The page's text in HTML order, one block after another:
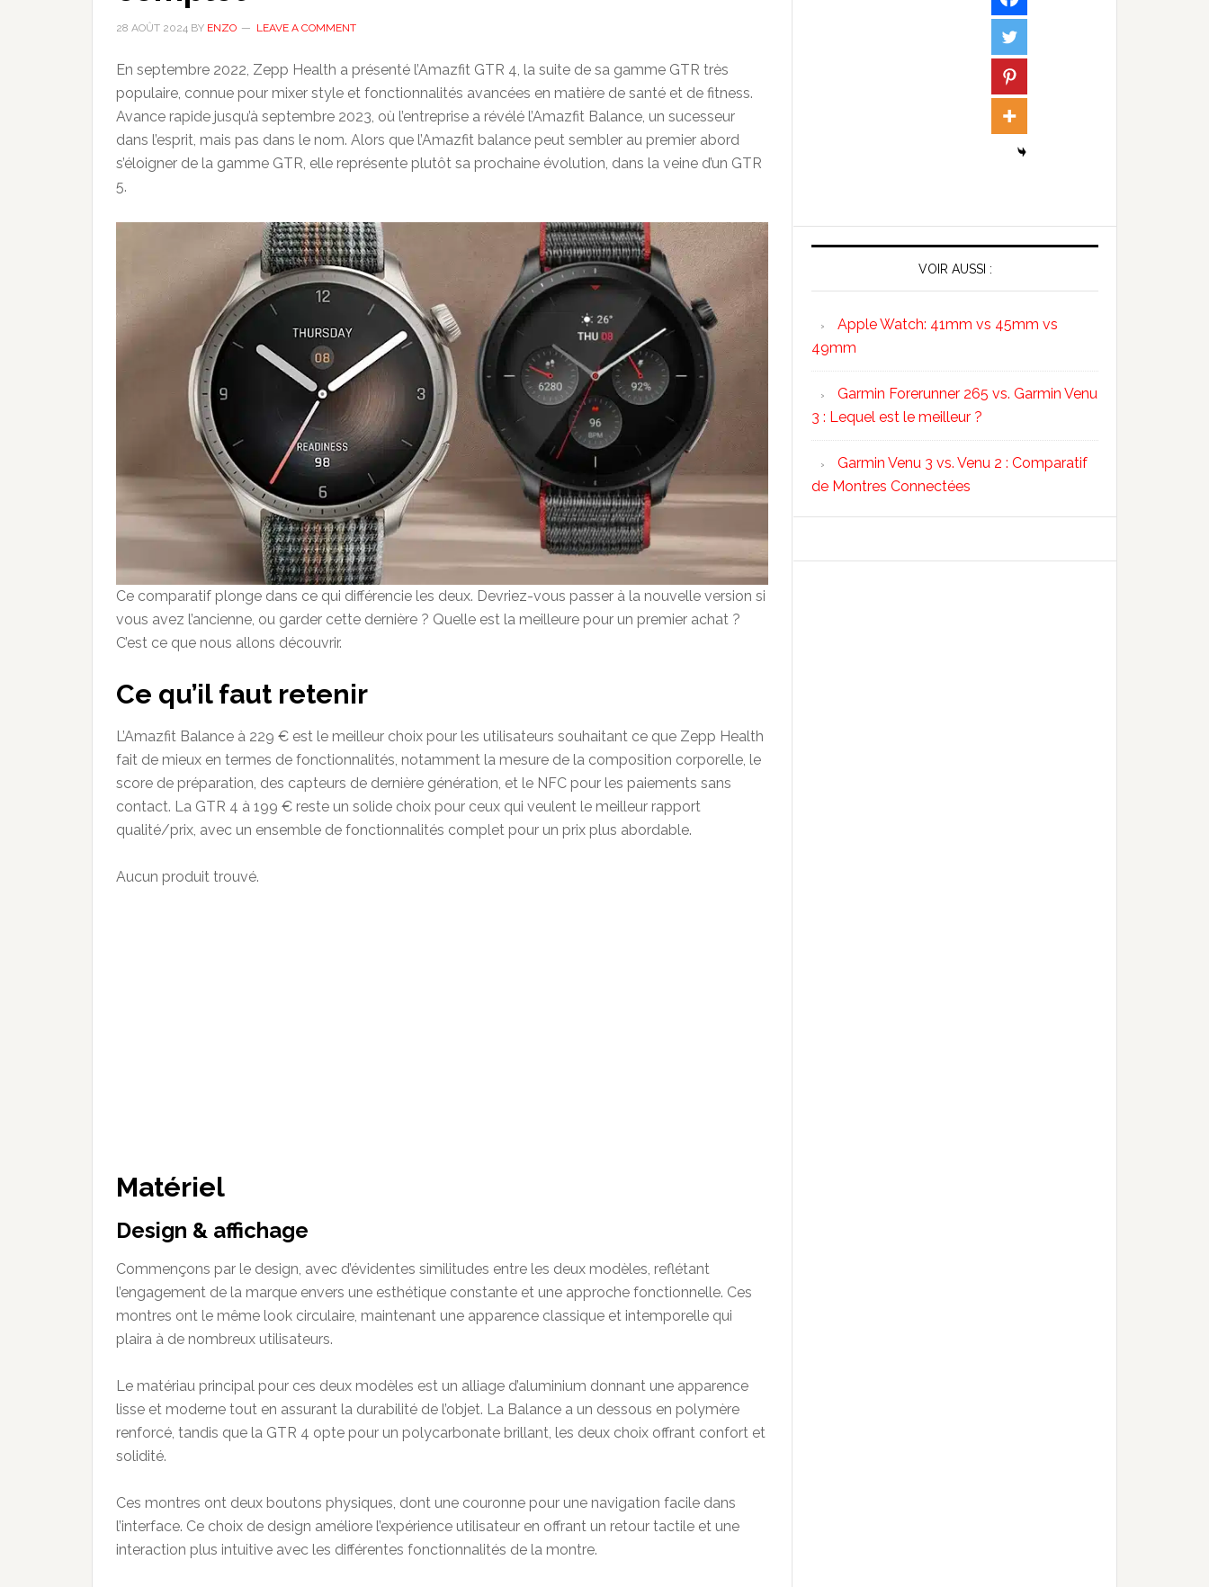
28 AOÛT 2024 BY ENZO LEAVE A COMMENT
En septembre 2022, Zepp Health a présenté l’Amazfit GTR 4, la suite de sa gamme GTR très
populaire, connue pour mixer style et fonctionnalités avancées en matière de santé et de fitness.
Avance rapide jusqu’à septembre 2023, où l’entreprise a révélé l’Amazfit Balance, un sucesseur
dans l’esprit, mais pas dans le nom. Alors que l’Amazfit balance peut sembler au premier abord
s’éloigner de la gamme GTR, elle représente plutôt sa prochaine évolution, dans la veine d’un GTR
5.
Ce comparatif plonge dans ce qui différencie les deux. Devriez-vous passer à la nouvelle version si
vous avez l’ancienne, ou garder cette dernière ? Quelle est la meilleure pour un premier achat ?
C’est ce que nous allons découvrir.
Ce qu’il faut retenir
L’Amazfit Balance à 229 € est le meilleur choix pour les utilisateurs souhaitant ce que Zepp Health
fait de mieux en termes de fonctionnalités, notamment la mesure de la composition corporelle, le
score de préparation, des capteurs de dernière génération, et le NFC pour les paiements sans
contact. La GTR 4 à 199 € reste un solide choix pour ceux qui veulent le meilleur rapport
qualité/prix, avec un ensemble de fonctionnalités complet pour un prix plus abordable.
Aucun produit trouvé.
Matériel
Design & affichage
Commençons par le design, avec d’évidentes similitudes entre les deux modèles, reflétant
l’engagement de la marque envers une esthétique constante et une approche fonctionnelle. Ces
montres ont le même look circulaire, maintenant une apparence classique et intemporelle qui
plaira à de nombreux utilisateurs.
Le matériau principal pour ces deux modèles est un alliage d’aluminium donnant une apparence
lisse et moderne tout en assurant la durabilité de l’objet. La Balance a un dessous en polymère
renforcé, tandis que la GTR 4 opte pour un polycarbonate brillant, les deux choix offrant confort et
solidité.
Ces montres ont deux boutons physiques, dont une couronne pour une navigation facile dans
l’interface. Ce choix de design améliore l’expérience utilisateur en offrant un retour tactile et une
interaction plus intuitive avec les différentes fonctionnalités de la montre.
VOIR AUSSI :
Apple Watch: 41mm vs 45mm vs
49mm
Garmin Forerunner 265 vs. Garmin Venu
3 : Lequel est le meilleur ?
Garmin Venu 3 vs. Venu 2 : Comparatif
de Montres Connectées